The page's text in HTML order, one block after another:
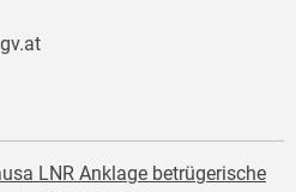
LNR Anklage betrügerische